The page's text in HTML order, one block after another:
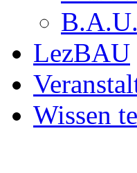
LezBAU
Wissen